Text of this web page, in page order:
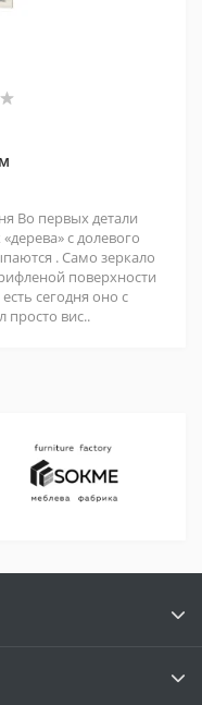
Во первых детали
с долевого
. Само зеркало
поверхности
сегодня оно с
просто вис..